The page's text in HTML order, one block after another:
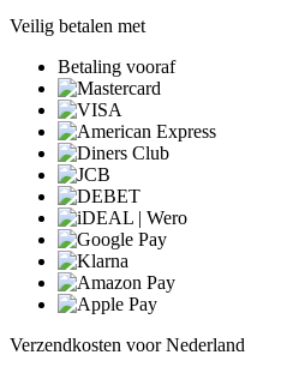
Veilig betalen met
Betaling vooraf
Verzendkosten voor Nederland